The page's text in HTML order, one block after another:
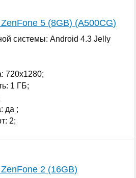
5 (8GB) (A500CG)
системы: Android 4.3 Jelly
720x1280;
1 ГБ;
да ;
2;
2 (16GB)